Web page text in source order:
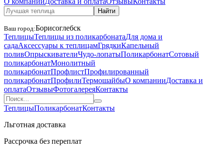
Найти
Ваш город:Борисоглебск
ТеплицыТеплицы из поликарбонатаДля дома и
садаАксессуары к теплицамГрядкиКапельный
поливОпрыскивателиЧудо-лопатыПоликарбонатСотовый
поликарбонатМонолитный
поликарбонатПрофлистПрофилированный
поликарбонатПрофилиТермошайбыО компанииДоставка и
оплатаОтзывыФотогалереяКонтакты
ТеплицыПоликарбонатКонтакты
Льготная доставка
Рассрочка без переплат